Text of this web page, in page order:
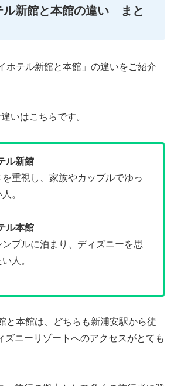
ル新館と本館の違い まと
ホテル新館と本館」の違いをご紹介
いはこちらです。
ル新館
重視し、家族やカップルでゆっ
。
ル本館
プルに泊まり、ディズニーを思
人。
と本館は、どちらも新浦安駅から徒
ズニーリゾートへのアクセスがとても